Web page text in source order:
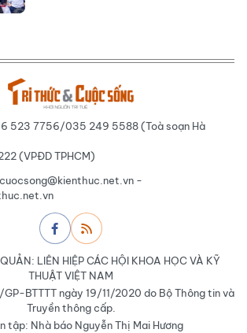
523 7756/035 249 5588 (Toà soạn Hà
(VPĐD TPHCM)
-
LIÊN HIỆP CÁC HỘI KHOA HỌC VÀ KỸ
THUẬT VIỆT NAM
BTTTT ngày 19/11/2020 do Bộ Thông tin và
Truyền thông cấp.
tập: Nhà báo Nguyễn Thị Mai Hương